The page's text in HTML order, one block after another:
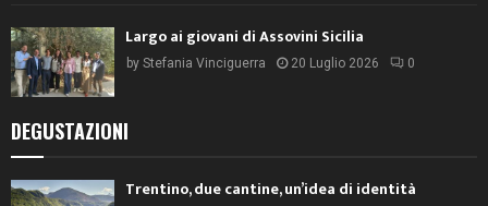
Largo ai giovani di Assovini Sicilia
by Stefania Vinciguerra 20 Luglio 2026 0
DEGUSTAZIONI
Trentino, due cantine, un’idea di identità